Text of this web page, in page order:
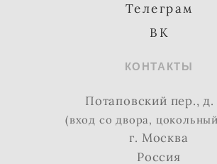
Телеграм
ВК
КОНТАКТЫ
Потаповский пер., д.
(вход со двора,
г. Москва
Россия